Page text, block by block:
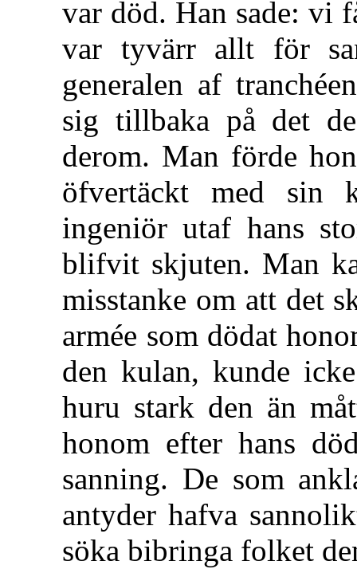
var död. Han sade: vi
var tyvärr allt för
generalen af
sig tillbaka på det
derom. Man förde
öfvertäckt med sin
ingeniör utaf hans
blifvit skjuten. Man
misstanke om att det
armée som dödat
den kulan, kunde
huru stark den än
honom efter hans
sanning. De som
antyder hafva
söka bibringa folket